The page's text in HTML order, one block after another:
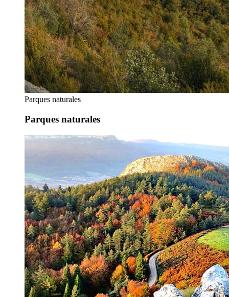
Parques naturales
Parques naturales